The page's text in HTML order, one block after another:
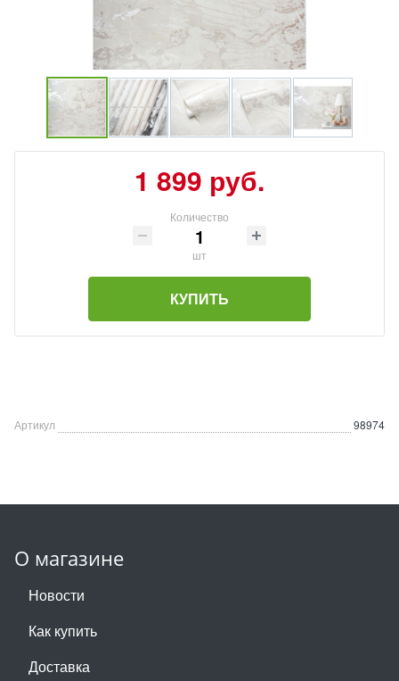
1 899 руб.
Количество
шт
КУПИТЬ
Артикул 98974
О магазине
Новости
Как купить
Доставка